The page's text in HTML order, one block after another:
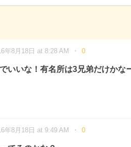
年8月18日 at 8:28 AM 0
いいな！有名所は3兄弟だけかな
年8月18日 at 9:49 AM 0